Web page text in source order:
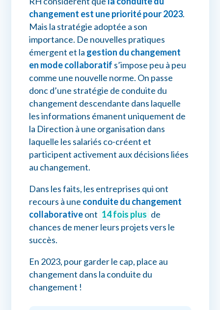
changement est une priorité pour 2023.
Mais la stratégie adoptée a son
importance. De nouvelles pratiques
émergent et la gestion du changement
en mode collaboratif s’impose peu à peu
comme une nouvelle norme. On passe
donc d’une stratégie de conduite du
changement descendante dans laquelle
les informations émanent uniquement de
la Direction à une organisation dans
laquelle les salariés co-créent et
participent activement aux décisions liées
au changement.
Dans les faits, les entreprises qui ont
recours à une conduite du changement
collaborativeont 14 fois plus de
chances de mener leurs projets vers le
succès.
En 2023, pour garder le cap, place au
changement dans la conduite du
changement !